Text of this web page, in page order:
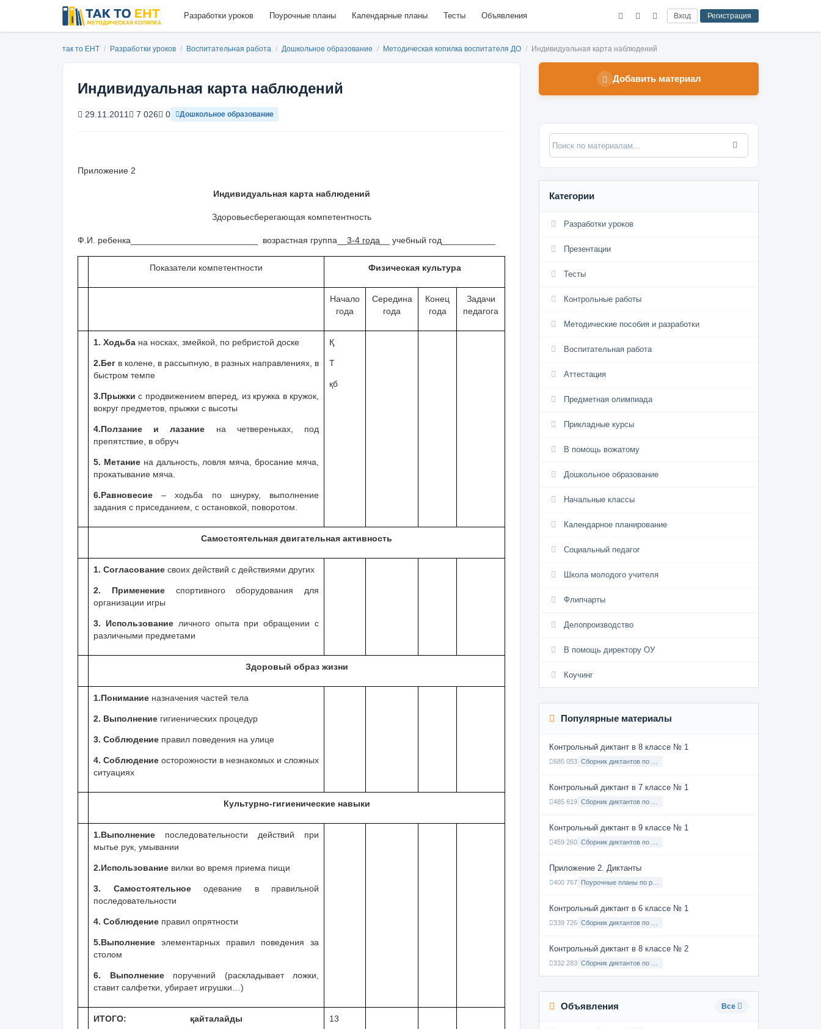
Разработки уроков Поурочные планы Календарные планы Тесты Объявления Вход Регистрация
так то ЕНТ / Разработки уроков / Воспитательная работа / Дошкольное образование / Методическая копилка воспитателя ДО / Индивидуальная карта наблюдений
Индивидуальная карта наблюдений
29.11.2011 7 026 0 Дошкольное образование
Приложение 2
Индивидуальная карта наблюдений
Здоровьесберегающая компетентность
Ф.И. ребенка__________________________ возрастная группа__ 3-4 года __ учебный год___________
Показатели компетентности Физическая культура
Начало
года
Середина
года
Конец
года
Задачи
педагога
1. Ходьба на носках, змейкой, по ребристой доске
2.Бег в колене, в рассыпную, в разных направлениях, в
быстром темпе
3.Прыжкис продвижением вперед, из кружка в кружок,
вокруг предметов, прыжки с высоты
4.Ползание и лазание на четвереньках, под
препятствие, в обруч
5. Метаниена дальность, ловля мяча, бросание мяча,
прокатывание мяча.
6.Равновесие – ходьба по шнурку, выполнение
задания с приседанием, с остановкой, поворотом.
Қ
Т
қб
Самостоятельная двигательная активность
1. Согласование своих действий с действиями других
2. Применение спортивного оборудования для
организации игры
3. Использование личного опыта при обращении с
различными предметами
Здоровый образ жизни
1.Понимание назначения частей тела
2. Выполнение гигиенических процедур
3. Соблюдение правил поведения на улице
4. Соблюдение осторожности в незнакомых и сложных
ситуациях
Культурно-гигиенические навыки
1.Выполнение последовательности действий при
мытье рук, умывании
2.Использование вилки во время приема пищи
3. Самостоятельное одевание в правильной
последовательности
4. Соблюдение правил опрятности
5.Выполнение элементарных правил поведения за
столом
6. Выполнение поручений (раскладывает ложки,
ставит салфетки, убирает игрушки…)
ИТОГО: қайталайды 13
Добавить материал
Категории
Разработки уроков
Презентации
Тесты
Контрольные работы
Методические пособия и разработки
Воспитательная работа
Аттестация
Предметная олимпиада
Прикладные курсы
В помощь вожатому
Дошкольное образование
Начальные классы
Календарное планирование
Социальный педагог
Школа молодого учителя
Флипчарты
Делопроизводство
В помощь директору ОУ
Коучинг
Популярные материалы
Контрольный диктант в 8 классе № 1
685 053
Контрольный диктант в 7 классе № 1
485 619
Контрольный диктант в 9 классе № 1
459 260
Приложение 2. Диктанты
400 767
Контрольный диктант в 6 классе № 1
339 726
Контрольный диктант в 8 классе № 2
332 283
Объявления Все